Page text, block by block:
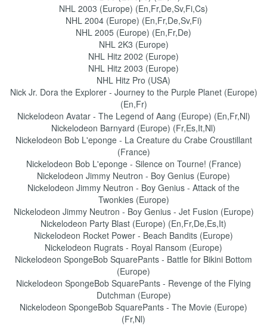
NHL 2003 (Europe) (En,Fr,De,Sv,Fi,Cs)
NHL 2004 (Europe) (En,Fr,De,Sv,Fi)
NHL 2005 (Europe) (En,Fr,De)
NHL 2K3 (Europe)
NHL Hitz 2002 (Europe)
NHL Hitz 2003 (Europe)
NHL Hitz Pro (USA)
Nick Jr. Dora the Explorer - Journey to the Purple Planet (Europe)
(En,Fr)
Nickelodeon Avatar - The Legend of Aang (Europe) (En,Fr,Nl)
Nickelodeon Barnyard (Europe) (Fr,Es,It,Nl)
Nickelodeon Bob L'eponge - La Creature du Crabe Croustillant
(France)
Nickelodeon Bob L'eponge - Silence on Tourne! (France)
Nickelodeon Jimmy Neutron - Boy Genius (Europe)
Nickelodeon Jimmy Neutron - Boy Genius - Attack of the
Twonkies (Europe)
Nickelodeon Jimmy Neutron - Boy Genius - Jet Fusion (Europe)
Nickelodeon Party Blast (Europe) (En,Fr,De,Es,It)
Nickelodeon Rocket Power - Beach Bandits (Europe)
Nickelodeon Rugrats - Royal Ransom (Europe)
Nickelodeon SpongeBob SquarePants - Battle for Bikini Bottom
(Europe)
Nickelodeon SpongeBob SquarePants - Revenge of the Flying
Dutchman (Europe)
Nickelodeon SpongeBob SquarePants - The Movie (Europe)
(Fr,Nl)